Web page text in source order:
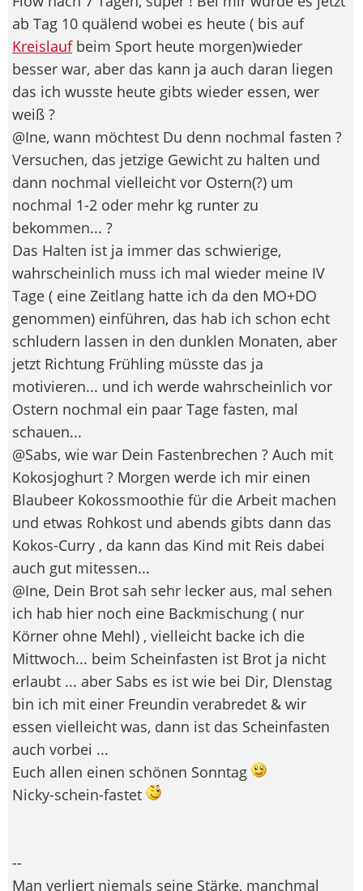
ab Tag 10 quälend wobei es heute ( bis auf
Kreislaufbeim Sport heute morgen)wieder
besser war, aber das kann ja auch daran liegen
das ich wusste heute gibts wieder essen, wer
weiß ?
@Ine, wann möchtest Du denn nochmal fasten ?
Versuchen, das jetzige Gewicht zu halten und
dann nochmal vielleicht vor Ostern(?) um
nochmal 1-2 oder mehr kg runter zu
bekommen... ?
Das Halten ist ja immer das schwierige,
wahrscheinlich muss ich mal wieder meine IV
Tage ( eine Zeitlang hatte ich da den MO+DO
genommen) einführen, das hab ich schon echt
schludern lassen in den dunklen Monaten, aber
jetzt Richtung Frühling müsste das ja
motivieren... und ich werde wahrscheinlich vor
Ostern nochmal ein paar Tage fasten, mal
schauen...
@Sabs, wie war Dein Fastenbrechen ? Auch mit
Kokosjoghurt ? Morgen werde ich mir einen
Blaubeer Kokossmoothie für die Arbeit machen
und etwas Rohkost und abends gibts dann das
Kokos-Curry , da kann das Kind mit Reis dabei
auch gut mitessen...
@Ine, Dein Brot sah sehr lecker aus, mal sehen
ich hab hier noch eine Backmischung ( nur
Körner ohne Mehl) , vielleicht backe ich die
Mittwoch... beim Scheinfasten ist Brot ja nicht
erlaubt ... aber Sabs es ist wie bei Dir, DIenstag
bin ich mit einer Freundin verabredet & wir
essen vielleicht was, dann ist das Scheinfasten
auch vorbei ...
Euch allen einen schönen Sonntag
Nicky-schein-fastet
--
Man verliert niemals seine Stärke, manchmal